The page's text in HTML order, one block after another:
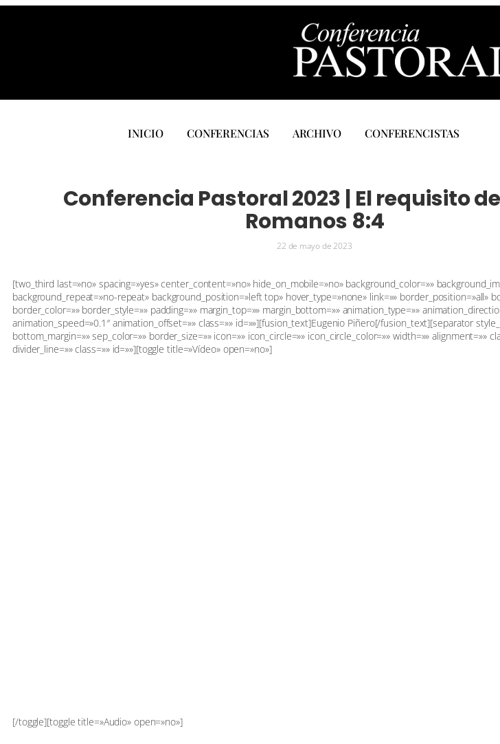
INICIO CONFERENCIAS ARCHIVO CONFERENCISTAS
Conferencia Pastoral 2023 | El requisito
Romanos 8:4
22 de mayo de 2023
[two_third last=»no» spacing=»yes» center_content=»no» hide_on_mobile=»no» background_color=»»
background_repeat=»no-repeat» background_position=»left top» hover_type=»none» link=»» border_position=»all»
border_color=»» border_style=»» padding=»» margin_top=»» margin_bottom=»» animation_type=»»
animation_speed=»0.1″ animation_offset=»» class=»» id=»»][fusion_text]Eugenio Piñero[/fusion_text][separator
bottom_margin=»» sep_color=»» border_size=»» icon=»» icon_circle=»» icon_circle_color=»» width=»» alignment=»»
divider_line=»» class=»» id=»»][toggle title=»Vídeo» open=»no»]
[/toggle][toggle title=»Audio» open=»no»]